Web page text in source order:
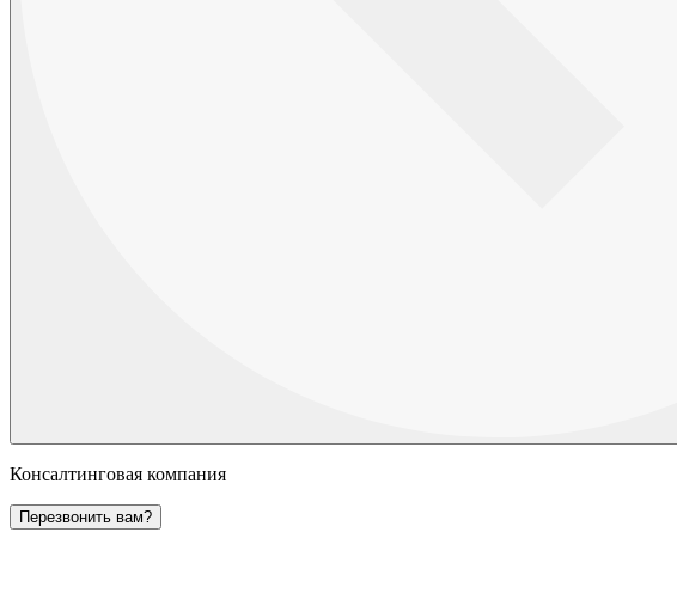
Консалтинговая компания
Перезвонить вам?